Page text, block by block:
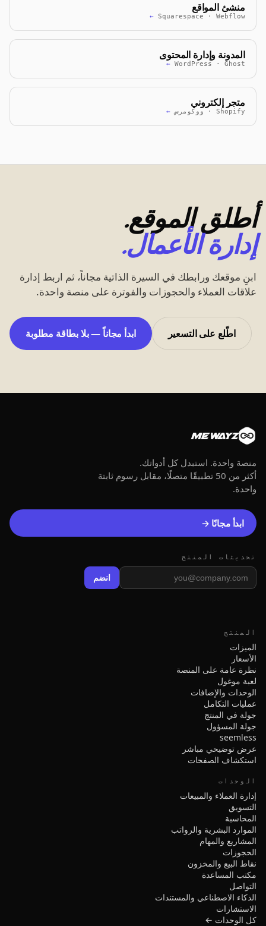
منشئ المواقع
Squarespace · Webflow
←
المدونة وإدارة المحتوى
WordPress · Ghost
←
متجر إلكتروني
Shopify · ووكومرس ←
أطلق الموقع.
إدارة الأعمال.
ابنِ موقعك ورابطك في السيرة الذاتية مجاناً، ثم اربط إدارة
علاقات العملاء والحجوزات والفوترة على منصة واحدة.
ابدأ مجاناً — بلا بطاقة مطلوبة اطّلع على التسعير
MEWAYZ
منصة واحدة. استبدل كل أدواتك.
أكثر من 50 تطبيقًا متصلًا، مقابل رسوم ثابتة
واحدة.
ابدأ مجانًا →
تحديثات المنتج
انضم
المنتج
الميزات
الأسعار
نظرة عامة على المنصة
لعبة موغول
الوحدات والإضافات
عمليات التكامل
جولة في المنتج
جولة المسؤول
seemless
عرض توضيحي مباشر
استكشاف الصفحات
الوحدات
إدارة العملاء والمبيعات
التسويق
المحاسبة
الموارد البشرية والرواتب
المشاريع والمهام
الحجوزات
نقاط البيع والمخزون
مكتب المساعدة
التواصل
الذكاء الاصطناعي والمستندات
الاستشارات
كل الوحدات ←